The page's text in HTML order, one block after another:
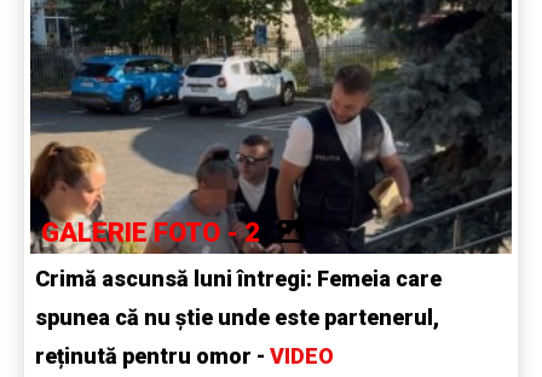
GALERIE FOTO - 2
Crimă ascunsă luni întregi: Femeia care
spunea că nu știe unde este partenerul,
reținută pentru omor - VIDEO